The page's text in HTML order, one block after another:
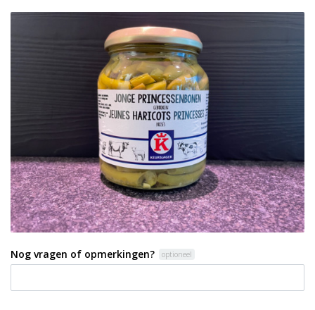
Nog vragen of opmerkingen? optioneel